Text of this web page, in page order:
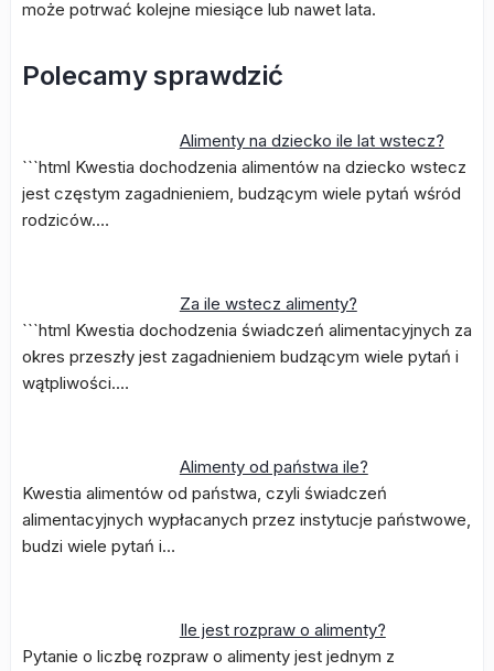
może potrwać kolejne miesiące lub nawet lata.
Polecamy sprawdzić
Alimenty na dziecko ile lat wstecz?
```html Kwestia dochodzenia alimentów na dziecko wstecz
jest częstym zagadnieniem, budzącym wiele pytań wśród
rodziców.…
Za ile wstecz alimenty?
```html Kwestia dochodzenia świadczeń alimentacyjnych za
okres przeszły jest zagadnieniem budzącym wiele pytań i
wątpliwości.…
Alimenty od państwa ile?
Kwestia alimentów od państwa, czyli świadczeń
alimentacyjnych wypłacanych przez instytucje państwowe,
budzi wiele pytań i…
Ile jest rozpraw o alimenty?
Pytanie o liczbę rozpraw o alimenty jest jednym z